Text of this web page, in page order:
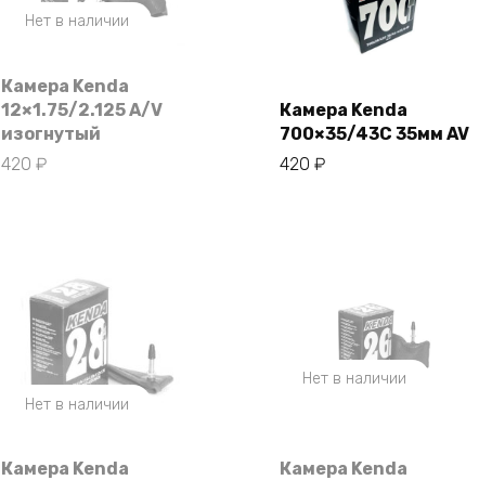
Нет в наличии
Камера Kenda
12×1.75/2.125 A/V
изогнутый
420₽
В корзину
Камера Kenda
700×35/43С 35мм AV
420 ₽
Нет в наличии
Камера Kenda
Нет в наличии
Камера Kenda